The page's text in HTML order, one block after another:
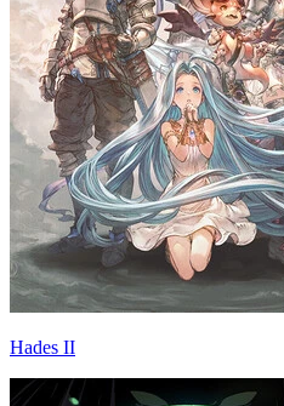
Hades II